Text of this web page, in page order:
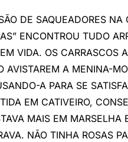
DE SAQUEADORES NA
ENCONTROU TUDO
VIDA. OS CARRASCOS
AVISTAREM A MENINA-
A PARA SE
EM CATIVEIRO,
MAIS EM MARSELHA
NÃO TINHA ROSAS